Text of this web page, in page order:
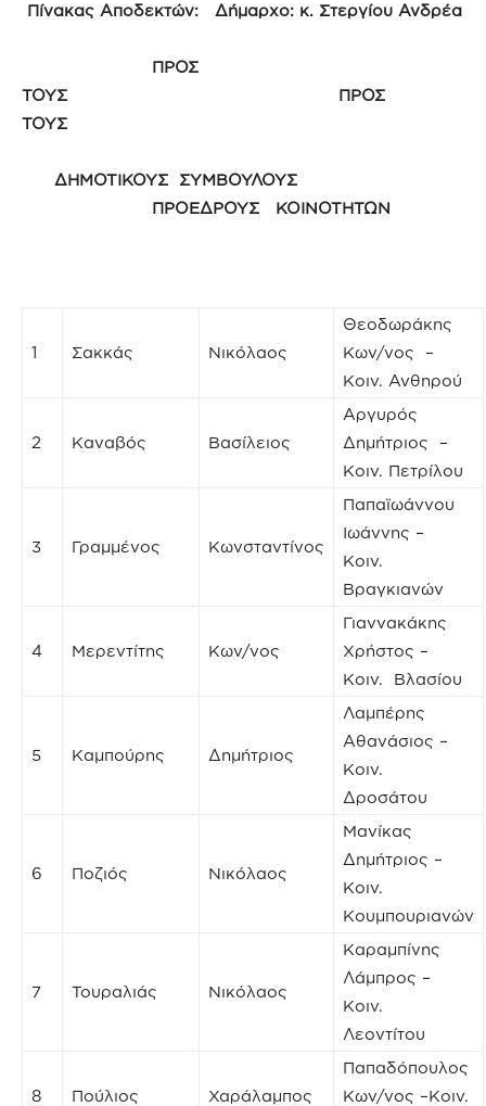
Πίνακας Αποδεκτών: Δήμαρχο: κ. Στεργίου Ανδρέα
ΠΡΟΣ
ΤΟΥΣ ΠΡΟΣ
ΤΟΥΣ
ΔΗΜΟΤΙΚΟΥΣ ΣΥΜΒΟΥΛΟΥΣ
ΠΡΟΕΔΡΟΥΣ ΚΟΙΝΟΤΗΤΩΝ
1 Σακκάς Νικόλαος
Θεοδωράκης
Κων/νος –
Κοιν. Ανθηρού
2 Καναβός Βασίλειος
Αργυρός
Δημήτριος –
Κοιν. Πετρίλου
3 Γραμμένος Κωνσταντίνος
Παπαϊωάννου
Ιωάννης –
Κοιν.
Βραγκιανών
4 Μερεντίτης Κων/νος
Γιαννακάκης
Χρήστος –
Κοιν. Βλασίου
5 Καμπούρης Δημήτριος
Λαμπέρης
Αθανάσιος –
Κοιν.
Δροσάτου
6 Ποζιός Νικόλαος
Μανίκας
Δημήτριος –
Κοιν.
Κουμπουριανών
7 Τουραλιάς Νικόλαος
Καραμπίνης
Λάμπρος –
Κοιν.
Λεοντίτου
8 Πούλιος Χαράλαμπος
Παπαδόπουλος
Κων/νος –Κοιν.